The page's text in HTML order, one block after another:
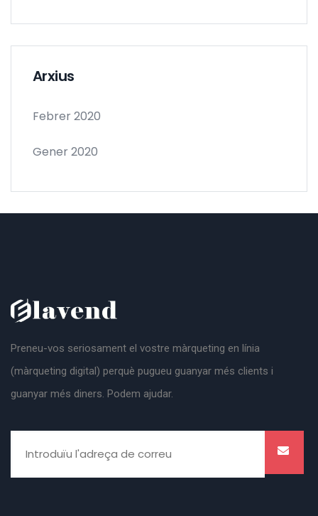
Arxius
Febrer 2020
Gener 2020
Preneu-vos seriosament el vostre màrqueting en línia
(màrqueting digital) perquè pugueu guanyar més clients i
guanyar més diners. Podem ajudar.